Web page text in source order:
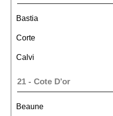
Bastia
Corte
Calvi
21 - Cote D'or
Beaune